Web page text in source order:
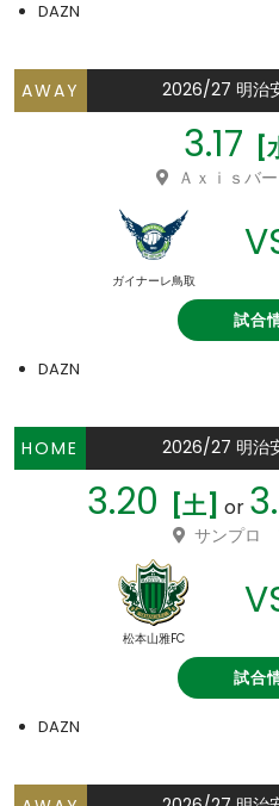
DAZN
AWAY 2026/27 明治
3.17 [
Ａｘｉｓバ
ガイナーレ鳥取
試合
DAZN
HOME 2026/27 明治
3.20 [土] or
サンプロ
松本山雅FC
試合
DAZN